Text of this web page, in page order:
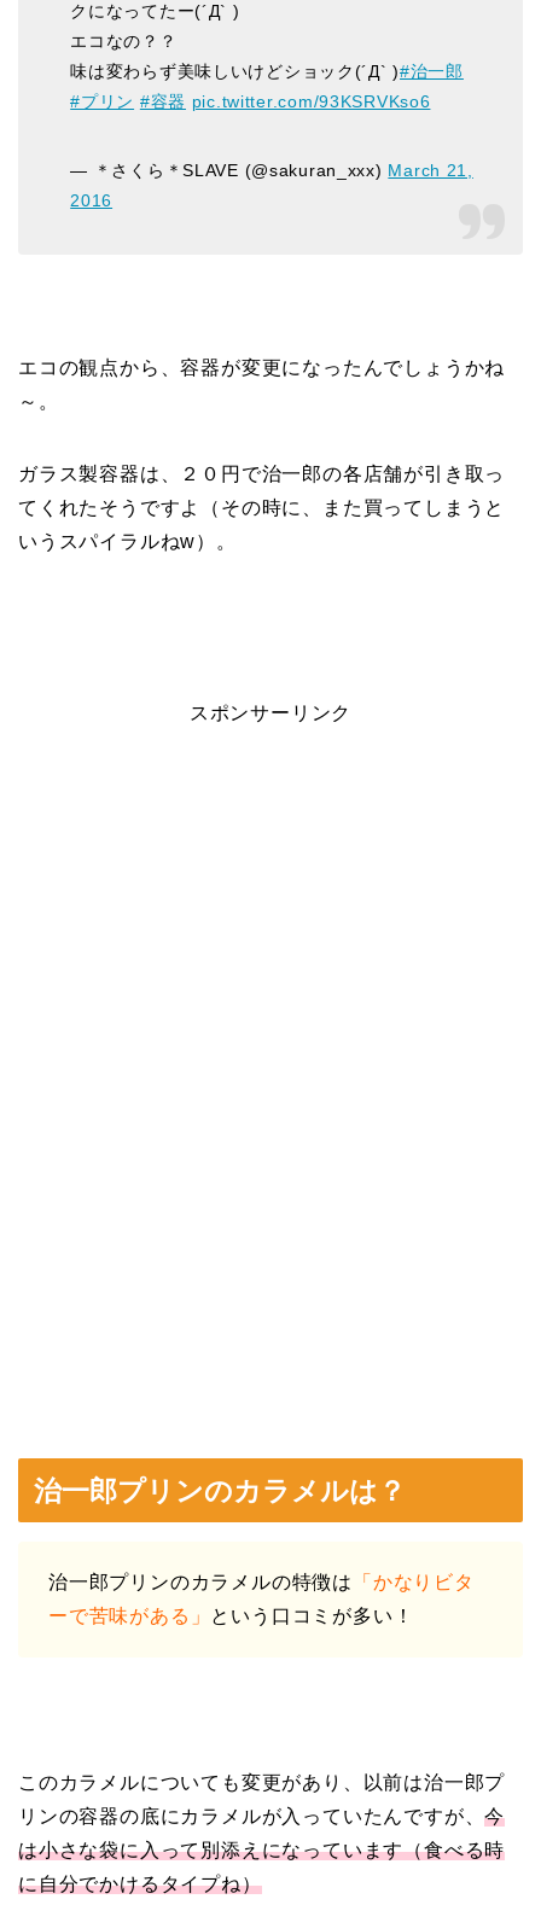
クになってたー(´Д` )
エコなの？？
味は変わらず美味しいけどショック(´Д` )#治一郎
#プリン #容器 pic.twitter.com/93KSRVKso6
— ＊さくら＊SLAVE (@sakuran_xxx) March 21,
2016
エコの観点から、容器が変更になったんでしょうかね
～。
ガラス製容器は、２０円で治一郎の各店舗が引き取っ
てくれたそうですよ（その時に、また買ってしまうと
いうスパイラルねw）。
スポンサーリンク
治一郎プリンのカラメルは？
治一郎プリンのカラメルの特徴は
「かなりビタ
ーで苦味がある」 という口コミが多い！
このカラメルについても変更があり、以前は治一郎プ
リンの容器の底にカラメルが入っていたんですが、今
は小さな袋に入って別添えになっています（食べる時
に自分でかけるタイプね）